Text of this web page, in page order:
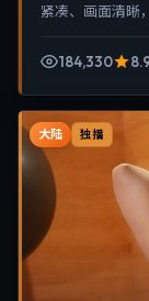
紧凑、画面清晰
184,330
大陆 独播